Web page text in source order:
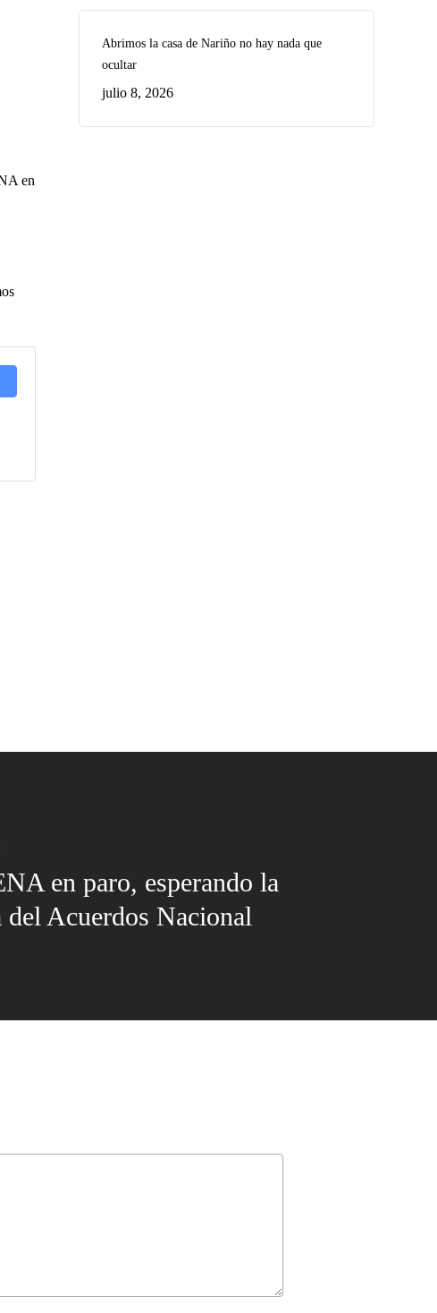
en
Abrimos la casa de Nariño no hay nada que
ocultar
julio 8, 2026
en paro, esperando la
Acuerdos Nacional